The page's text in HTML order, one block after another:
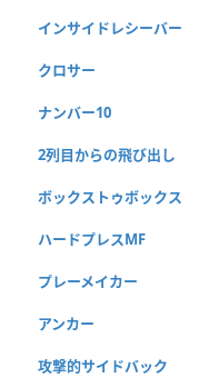
インサイドレシーバー
クロサー
ナンバー10
2列目からの飛び出し
ボックストゥボックス
ハードプレスMF
プレーメイカー
アンカー
攻撃的サイドバック